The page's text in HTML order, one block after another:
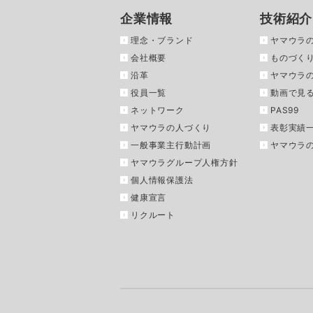
企業情報
理念・ブランド
会社概要
沿革
役員一覧
ネットワーク
ヤマウラの人づくり
一般事業主行動計画
ヤマウラグループ人権方針
個人情報保護法
健康宣言
リクルート
技術紹介
ヤマウラ
ものづく
ヤマウラ
動画で見
PAS99
表彰実績
ヤマウラ